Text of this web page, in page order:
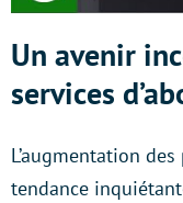
Un avenir
services
L’augmentation
tendance